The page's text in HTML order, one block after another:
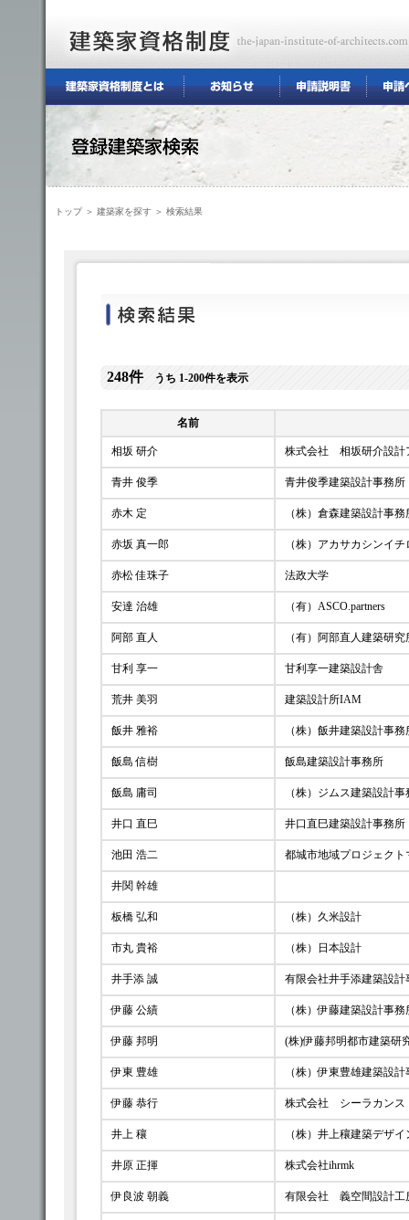
トップ＞ 建築家を探す ＞ 検索結果
248件うち 1-200件を表示
名前
相坂 研介 株式会社 相坂研介設計
青井 俊季 青井俊季建築設計事務所
赤木 定 （株）倉森建築設計事
赤坂 真一郎 （株）アカサカシンイ
赤松 佳珠子 法政大学
安達 治雄 （有）ASCO.partners
阿部 直人 （有）阿部直人建築研
甘利 享一 甘利享一建築設計舎
荒井 美羽 建築設計所IAM
飯井 雅裕 （株）飯井建築設計事
飯島 信樹 飯島建築設計事務所
飯島 庸司 （株）ジムス建築設計
井口 直巳 井口直巳建築設計事務所
池田 浩二 都城市地域プロジェク
井関 幹雄
板橋 弘和 （株）久米設計
市丸 貴裕 （株）日本設計
井手添 誠 有限会社井手添建築設
伊藤 公績 （株）伊藤建築設計事
伊藤 邦明 (株)伊藤邦明都市建築研
伊東 豊雄 （株）伊東豊雄建築設
伊藤 恭行 株式会社 シーラカン
井上 穰 （株）井上穰建築デザ
井原 正揮 株式会社ihrmk
伊良波 朝義 有限会社 義空間設計